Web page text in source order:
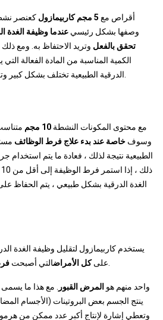
أقراص مع 5 مجم كاربيمازول كعنصر نشط
وصفها بشكل رئيسي عندما وظيفة الغدة
تحقق بالفعل وتريد الاحتفاظ به. ومع ذلك
الكمية المناسبة من المادة الفعالة
Carbimazole مع محتوى المكونات النشطة 10 مجم
وسوف خاصة عند بدء علاج فرط الوظائف
الطبيعية نتيجة لذلك ، فعادة ما يتم استخدام
الغدة الدرقية بشكل طبيعي ، يتم الحفاظ
يستخدم كاربيمازول لتقليل وظيفة الغدة
علىكل الأمراضالتي أصبحت
واحد منهم هو المرض القبور . مع هذا ما
ينتج الجسم بعض البروتينات (الأجسام
وتعطي إشارة لإنتاج أكبر عدد ممكن من